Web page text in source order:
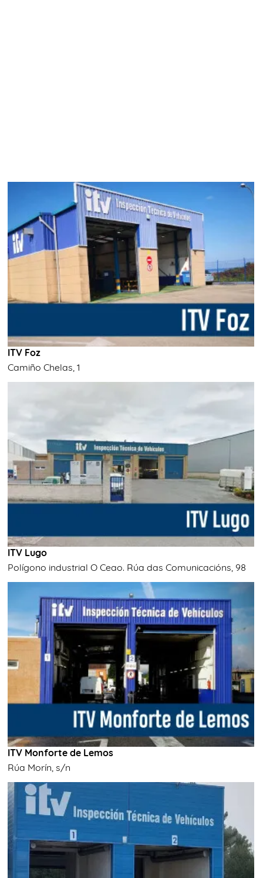
ITV Foz
Camiño Chelas, 1
ITV Lugo
Polígono industrial O Ceao. Rúa das Comunicacións, 98
ITV Monforte de Lemos
Rúa Morín, s/n